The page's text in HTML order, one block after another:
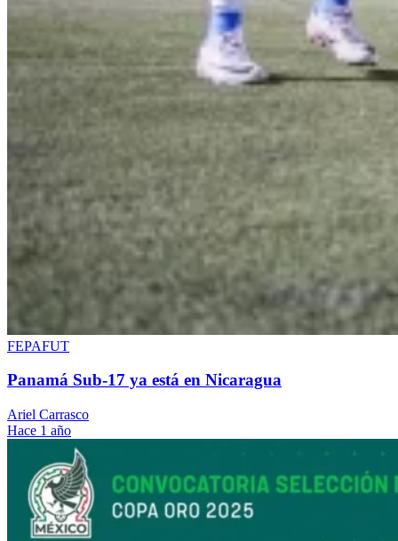
FEPAFUT
Panamá Sub-17 ya está en Nicaragua
Ariel Carrasco
Hace 1 año